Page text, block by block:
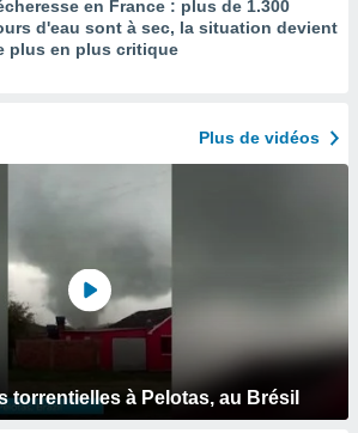
en France : plus de 1.300
d'eau sont à sec, la situation devient
plus en plus critique
Plus de vidéos
torrentielles à Pelotas, au Brésil